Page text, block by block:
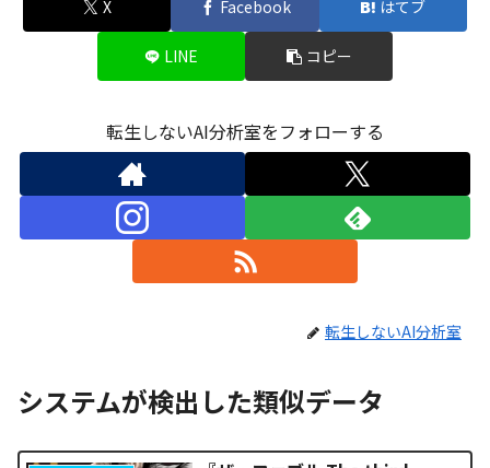
X Facebook はてブ
LINE コピー
転生しないAI分析室をフォローする
転生しないAI分析室
システムが検出した類似データ